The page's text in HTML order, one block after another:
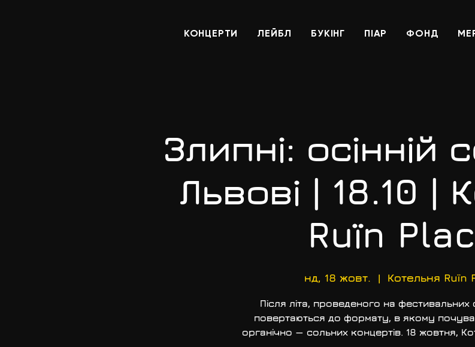
КОНЦЕРТИ ЛЕЙБЛ БУКІНГ ПІАР ФОНД
Злипні: осінній
Львові | 18.10 |
Ruїn
нд, 18 жовт.
  |
Котельня Ruїn
Після літа, проведеного на фестивальних
повертаються до формату, в якому
органічно — сольних концертів. 18 жовтня,